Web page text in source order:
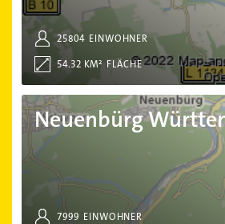
EINWOHNER
25804
FLÄCHE
54.32 KM²
Neuenbürg
EINWOHNER
7999
Neuenbürg Württemberg